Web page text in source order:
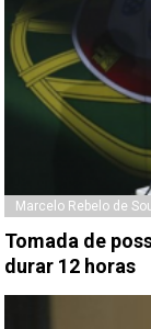
Marcelo Rebelo de
Tomada de
durar 12 horas